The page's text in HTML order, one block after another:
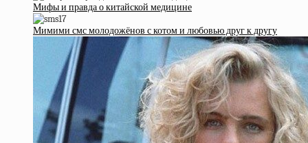
Мифы и правда о китайской медицине
Мимими смс молодожёнов с котом и любовью друг к другу